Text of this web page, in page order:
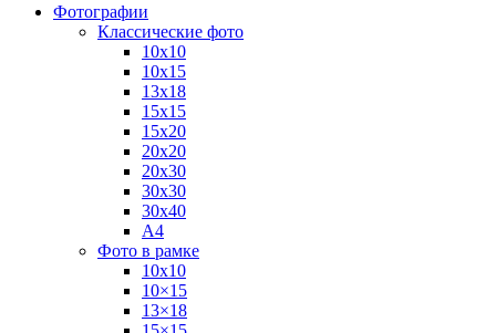
Фотографии
Классические фото
10х10
10х15
13х18
15х15
15х20
20х20
20х30
30х30
30х40
А4
Фото в рамке
10х10
10×15
13×18